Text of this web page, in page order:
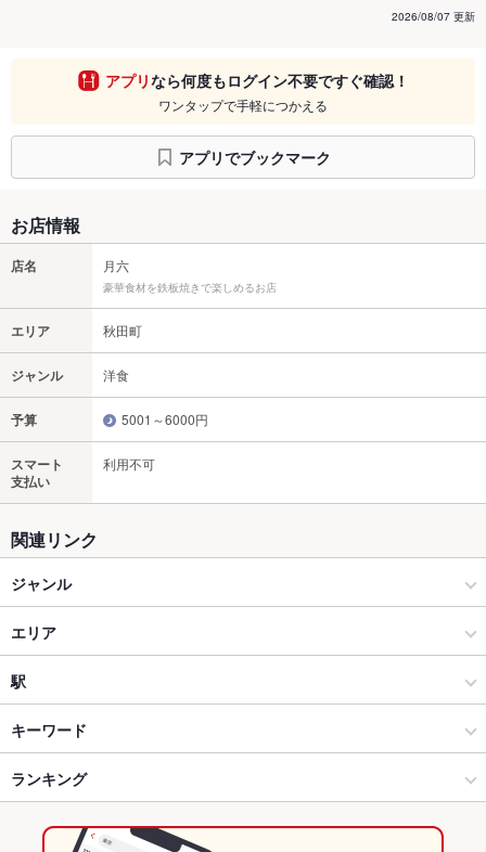
2026/08/07 更新
アプリなら何度もログイン不要ですぐ確認！
ワンタップで手軽につかえる
アプリでブックマーク
お店情報
店名 月六
豪華食材を鉄板焼きで楽しめるお店
エリア 秋田町
ジャンル 洋食
予算 5001～6000円
スマート
支払い
利用不可
関連リンク
ジャンル
洋食
鉄板焼き
徳島市・徳島市周辺部 × 洋食
徳島市・徳島市周辺部 × 鉄板焼き
徳島駅 × 洋食
エリア
秋田町
秋田町 × 洋食
秋田町 × 鉄板焼き
駅
徳島駅
キーワード
手羽先 からあげ
ランキング
徳島のグルメランキング